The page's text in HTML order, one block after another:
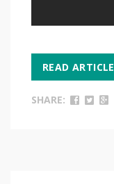
READ ARTICLE
SHARE: